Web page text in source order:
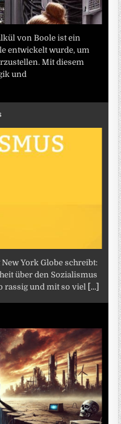
von Boole ist ein
entwickelt wurde, um
Mit diesem
und
York Globe schreibt:
über den Sozialismus
rassig und mit so viel
[...]